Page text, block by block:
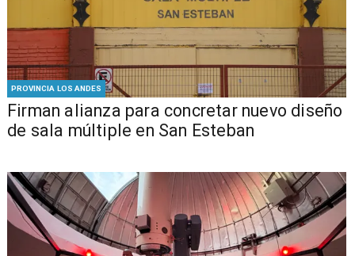
PROVINCIA LOS ANDES
​​Firman alianza para concretar nuevo diseño
de sala múltiple en San Esteban